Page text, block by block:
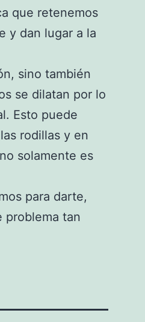
que retenemos
y dan lugar a la
sino también
se dilatan por lo
Esto puede
rodillas y en
solamente es
para darte,
problema tan